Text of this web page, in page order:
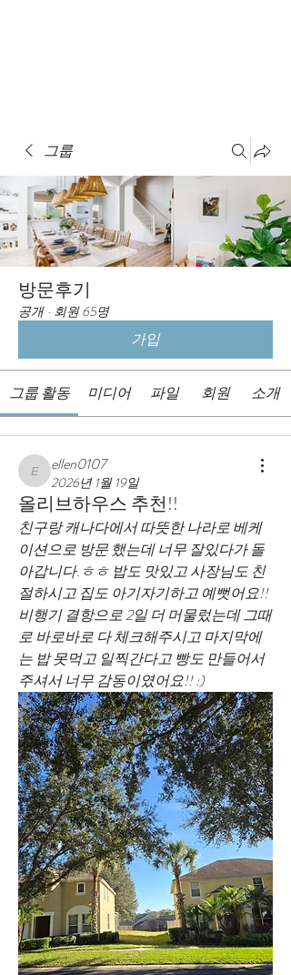
그룹
방문후기
공개 · 회원 65명
가입
그룹 활동 미디어 파일 회원 소개
ellen0107
ellen0107
2026년 1월 19일
올리브하우스 추천!!
친구랑 캐나다에서 따뜻한 나라로 베케
이션으로 방문 했는데 너무 잘있다가 돌
아갑니다.ㅎㅎ 밥도 맛있고 사장님도 친
절하시고 집도 아기자기하고 예뻣어요!!
비행기 결항으로 2일 더 머물렀는데 그때
로 바로바로 다 체크해주시고 마지막에
는 밥 못먹고 일찍간다고 빵도 만들어서
주셔서 너무 감동이였어요!! :)